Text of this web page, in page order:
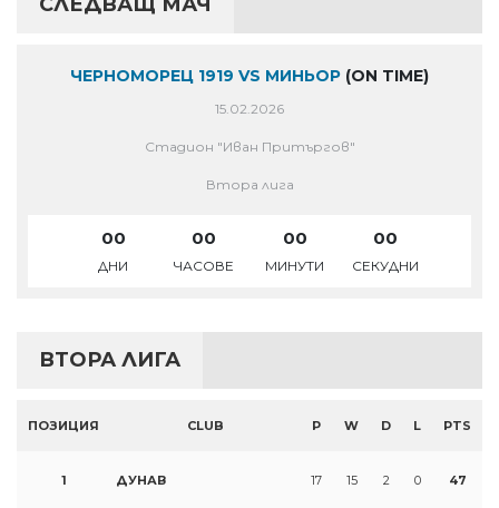
ЧЕРНОМОРЕЦ 1919 VS МИНЬОР (ON TIME)
15.02.2026
Стадион "Иван Притъргов"
Втора лига
00
ДНИ
00
ЧАСОВЕ
00
МИНУТИ
00
СЕКУДНИ
ВТОРА ЛИГА
ПОЗИЦИЯ CLUB P W D L PTS
1 ДУНАВ 17 15 2 0 47